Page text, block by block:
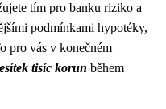
tím pro banku riziko a
podmínkami hypotéky,
pro vás v konečném
tisíc korun během